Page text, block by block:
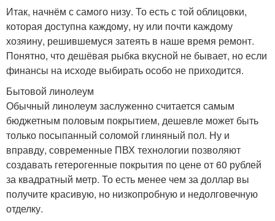
Итак, начнём с самого низу. То есть с той облицовки,
которая доступна каждому, ну или почти каждому
хозяину, решившемуся затеять в наше время ремонт.
Понятно, что дешёвая рыбка вкусной не бывает, но если
финансы на исходе выбирать особо не приходится.
Бытовой линолеум
Обычный линолеум заслуженно считается самым
бюджетным половым покрытием, дешевле может быть
только посыпанный соломой глиняный пол. Ну и
вправду, современные ПВХ технологии позволяют
создавать гетерогенные покрытия по цене от 60 рублей
за квадратный метр. То есть менее чем за доллар вы
получите красивую, но низкопробную и недолговечную
отделку.